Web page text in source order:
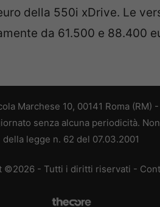
della 550i xDrive. Le
da 61.500 e 88.400
Marchese 10, 00141 Roma (RM)
senza alcuna periodicità.
della legge n. 62 del 07.03.2001
©2026 - Tutti i diritti riservati -